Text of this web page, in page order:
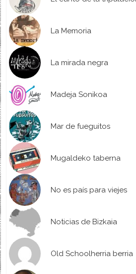
La Memoria
La mirada negra
Madeja Sonikoa
Mar de fueguitos
Mugaldeko taberna
No es país para viejes
Noticias de Bizkaia
Old Schoolherria berria